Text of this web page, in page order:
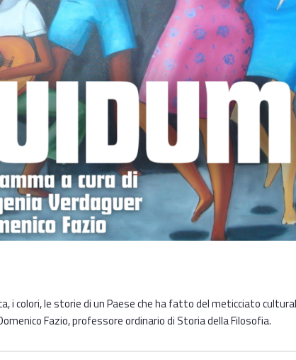
i colori, le storie di un Paese che ha fatto del meticciato
Fazio, professore ordinario di Storia della Filosofia.